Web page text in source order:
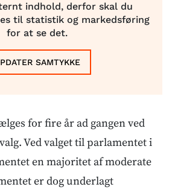
indhold, derfor skal du
til statistik og markedsføring
for at se det.
SAMTYKKE
for fire år ad gangen ved
Ved valget til parlamentet i
en majoritet af moderate
er dog underlagt